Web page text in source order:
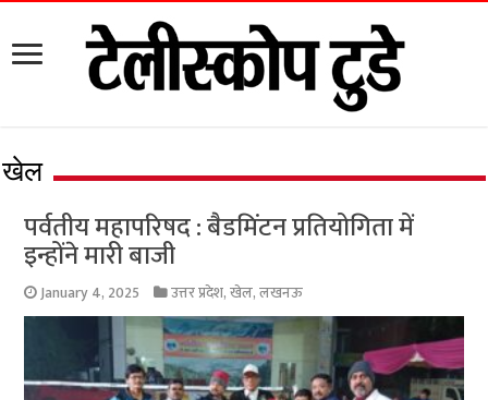
खेल
पर्वतीय महापरिषद : बैडमिंटन प्रतियोगिता में
इन्होंने मारी बाजी
January 4, 2025 उत्तर प्रदेश,खेल,लखनऊ